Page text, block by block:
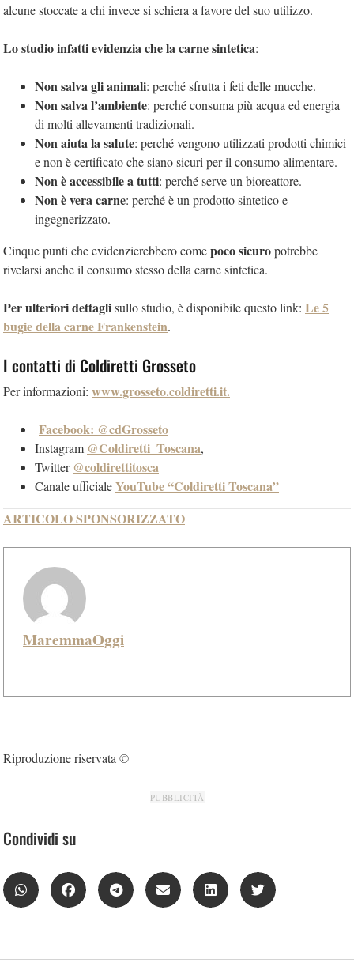
alcune stoccate a chi invece si schiera a favore del suo utilizzo.
Lo studio infatti evidenzia che la carne sintetica:
Non salva gli animali: perché sfrutta i feti delle mucche.
Non salva l’ambiente: perché consuma più acqua ed energia
di molti allevamenti tradizionali.
Non aiuta la salute: perché vengono utilizzati prodotti chimici
e non è certificato che siano sicuri per il consumo alimentare.
Non è accessibile a tutti: perché serve un bioreattore.
Non è vera carne: perché è un prodotto sintetico e
ingegnerizzato.
Cinque punti che evidenzierebbero comepoco sicuropotrebbe
rivelarsi anche il consumo stesso della carne sintetica.
Per ulteriori dettaglisullo studio, è disponibile questo link: Le 5
bugie della carne Frankenstein.
I contatti di Coldiretti Grosseto
Per informazioni: www.grosseto.coldiretti.it.
Facebook: @cdGrosseto
Instagram @Coldiretti_Toscana,
Twitter@coldirettitosca
Canale ufficialeYouTube “Coldiretti Toscana”
ARTICOLO SPONSORIZZATO
MaremmaOggi
Riproduzione riservata ©
PUBBLICITÀ
Condividi su